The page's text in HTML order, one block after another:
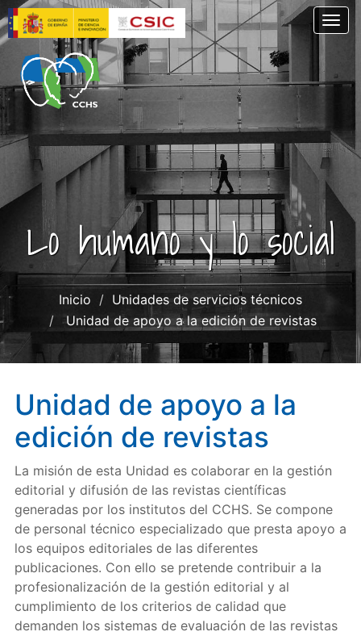
Pasar
al
contenido
principal
Lo humano y lo social
Inicio
Unidades de servicios técnicos
Unidad de apoyo a la edición de revistas
Unidad de apoyo a la
edición de revistas
La misión de esta Unidad es colaborar en la gestión
editorial y difusión de las revistas científicas
generadas por los institutos del CCHS. Se compone
de personal técnico especializado que presta apoyo a
los equipos editoriales de las diferentes
publicaciones. Con ello se pretende contribuir a la
profesionalización de la gestión editorial y al
cumplimiento de los criterios de calidad que
demanden los sistemas de evaluación de las revistas